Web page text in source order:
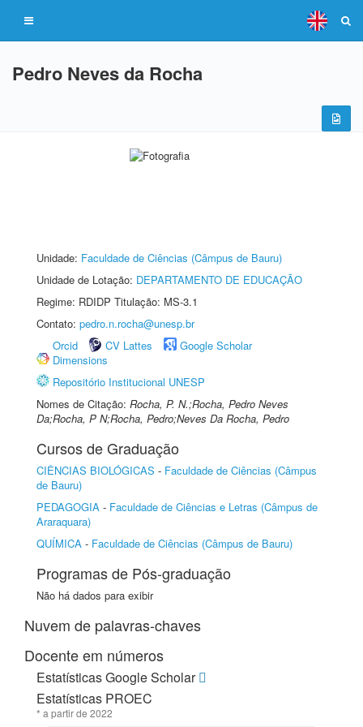
Pedro Neves da Rocha
Unidade: Faculdade de Ciências (Câmpus de Bauru)
Unidade de Lotação: DEPARTAMENTO DE EDUCAÇÃO
Regime: RDIDP Titulação: MS-3.1
Contato: pedro.n.rocha@unesp.br
Orcid
CV Lattes
Google Scholar
Dimensions
Repositório Institucional UNESP
Nomes de Citação: Rocha, P. N.;Rocha, Pedro Neves
Da;Rocha, P N;Rocha, Pedro;Neves Da Rocha, Pedro
Cursos de Graduação
CIÊNCIAS BIOLÓGICAS - Faculdade de Ciências (Câmpus
de Bauru)
PEDAGOGIA - Faculdade de Ciências e Letras (Câmpus de
Araraquara)
QUÍMICA - Faculdade de Ciências (Câmpus de Bauru)
Programas de Pós-graduação
Não há dados para exibir
Nuvem de palavras-chaves
Docente em números
Estatísticas Google Scholar
Estatísticas PROEC
* a partir de 2022